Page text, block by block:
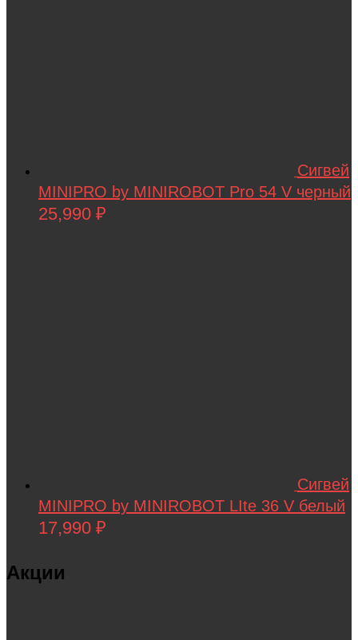
Сигвей
MINIPRO by MINIROBOT Pro 54 V черный
25,990 ₽
Сигвей
MINIPRO by MINIROBOT LIte 36 V белый
17,990 ₽
Акции